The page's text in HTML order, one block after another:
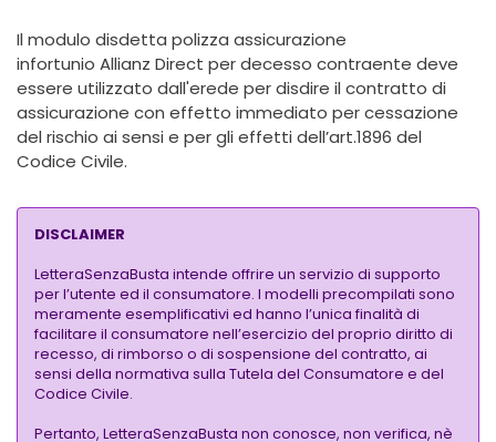
Il modulo disdetta polizza assicurazione
infortunio Allianz Direct per decesso contraente deve
essere utilizzato dall'erede per disdire il contratto di
assicurazione con effetto immediato per cessazione
del rischio ai sensi e per gli effetti dell’art.1896 del
Codice Civile.
DISCLAIMER
LetteraSenzaBusta intende offrire un servizio di supporto
per l’utente ed il consumatore. I modelli precompilati sono
meramente esemplificativi ed hanno l’unica finalità di
facilitare il consumatore nell’esercizio del proprio diritto di
recesso, di rimborso o di sospensione del contratto, ai
sensi della normativa sulla Tutela del Consumatore e del
Codice Civile.
Pertanto, LetteraSenzaBusta non conosce, non verifica, nè